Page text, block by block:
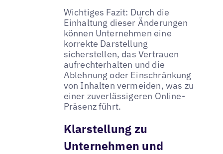
Wichtiges Fazit: Durch die
Einhaltung dieser Änderungen
können Unternehmen eine
korrekte Darstellung
sicherstellen, das Vertrauen
aufrechterhalten und die
Ablehnung oder Einschränkung
von Inhalten vermeiden, was zu
einer zuverlässigeren Online-
Präsenz führt.
Klarstellung zu
Unternehmen und